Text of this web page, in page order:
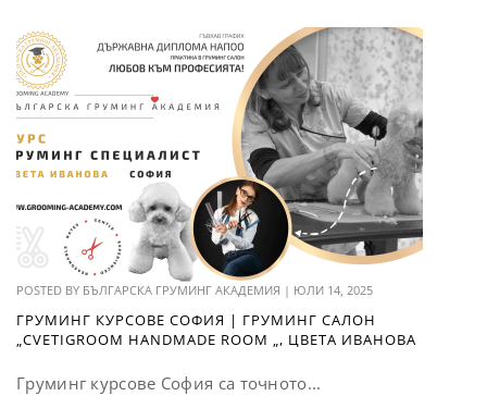
POSTED BY БЪЛГАРСКА ГРУМИНГ АКАДЕМИЯ | ЮЛИ 14, 2025
ГРУМИНГ КУРСОВЕ СОФИЯ | ГРУМИНГ САЛОН
„CVETIGROOM HANDMADE ROOM „, ЦВЕТА ИВАНОВА
Груминг курсове София са точното...